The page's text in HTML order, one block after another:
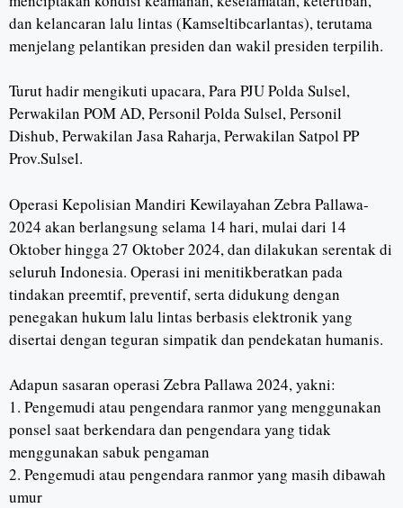
dan kelancaran lalu lintas (Kamseltibcarlantas), terutama
menjelang pelantikan presiden dan wakil presiden terpilih.
Turut hadir mengikuti upacara, Para PJU Polda Sulsel,
Perwakilan POM AD, Personil Polda Sulsel, Personil
Dishub, Perwakilan Jasa Raharja, Perwakilan Satpol PP
Prov.Sulsel.
Operasi Kepolisian Mandiri Kewilayahan Zebra Pallawa-
2024 akan berlangsung selama 14 hari, mulai dari 14
Oktober hingga 27 Oktober 2024, dan dilakukan serentak di
seluruh Indonesia. Operasi ini menitikberatkan pada
tindakan preemtif, preventif, serta didukung dengan
penegakan hukum lalu lintas berbasis elektronik yang
disertai dengan teguran simpatik dan pendekatan humanis.
Adapun sasaran operasi Zebra Pallawa 2024, yakni:
1. Pengemudi atau pengendara ranmor yang menggunakan
ponsel saat berkendara dan pengendara yang tidak
menggunakan sabuk pengaman
2. Pengemudi atau pengendara ranmor yang masih dibawah
umur